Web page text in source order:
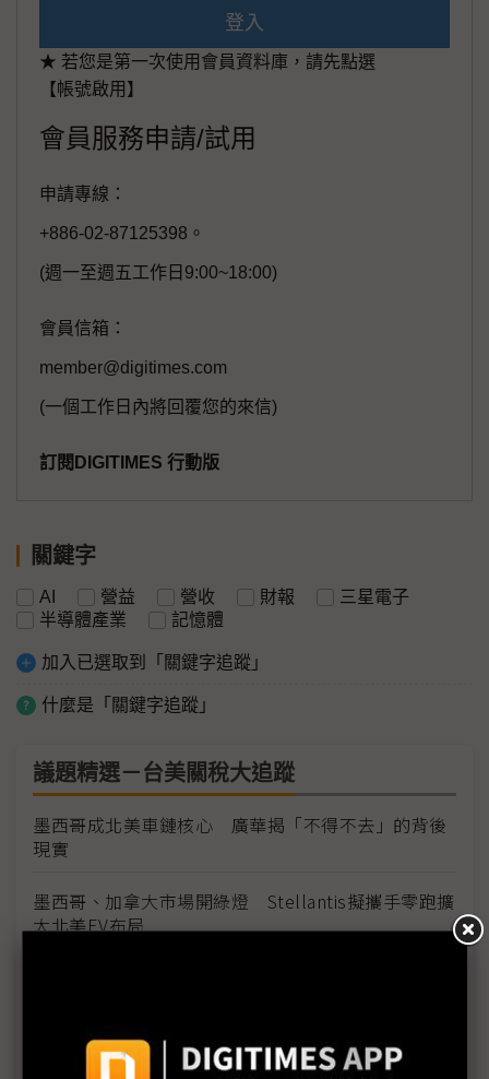
登入
★ 若您是第一次使用會員資料庫，請先點選
【帳號啟用】
會員服務申請/試用
申請專線：
+886-02-87125398。
(週一至週五工作日9:00~18:00)
會員信箱：
member@digitimes.com
(一個工作日內將回覆您的來信)
訂閱DIGITIMES 行動版
關鍵字
AI 營益 營收 財報
三星電子
半導體產業
記憶體
加入已選取到「關鍵字追蹤」
什麼是「關鍵字追蹤」
議題精選－台美關稅大追蹤
墨西哥成北美車鏈核心 廣華揭「不得不去」的背後
現實
墨西哥、加拿大市場開綠燈 Stellantis擬攜手零跑擴
大北美EV布局
台積電、Jabil領頭加入GEPC 電子業聯手因應關稅